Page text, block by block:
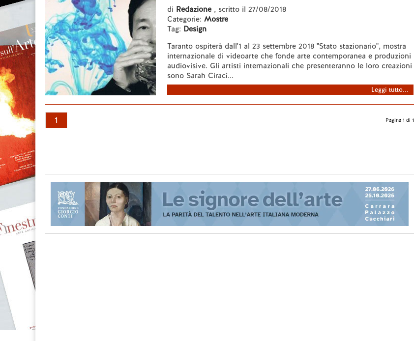
di Redazione , scritto il 27/08/2018
Categorie: Mostre
Tag: Design
Taranto ospiterà dall'1 al 23 settembre 2018 "Stato stazionario", mostra
internazionale di videoarte che fonde arte contemporanea e produzioni
audiovisive. Gli artisti internazionali che presenteranno le loro creazioni
sono Sarah Ciracì...
Leggi tutto...
1 Pagina 1 di 1